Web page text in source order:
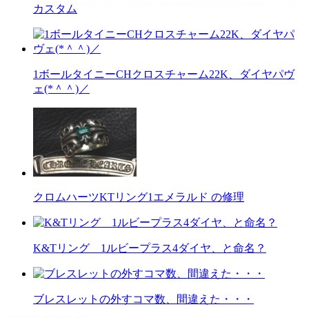
カスタム
1ボールタイニーCHクロスチャーム22K、ダイヤパヴ
ェ(*＾＾)／
クロムハーツKTリング1エメラルド の修理
K&Tリング 1ルビープラス4ダイヤ、と命名？
ブレスレットの外すコマ数、間違えた・・・